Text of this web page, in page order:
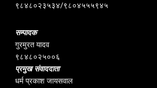
९८४८०२३५३४/९८०४५५५९४५
सम्पादक
गुरमुरत यादव
९८४८०२५००६
प्रमुख संवाददाता
धर्म प्रकाश जायसवाल